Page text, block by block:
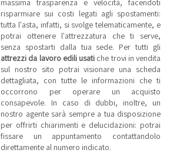
massima trasparenza e velocità, facendoti
risparmiare sui costi legati agli spostamenti:
tutta l'asta, infatti, si svolge telematicamente, e
potrai ottenere l'attrezzatura che ti serve,
senza spostarti dalla tua sede. Per tutti gli
attrezzi da lavoro edili usati che trovi in vendita
sul nostro sito potrai visionare una scheda
dettagliata, con tutte le informazioni che ti
occorrono per operare un acquisto
consapevole. In caso di dubbi, inoltre, un
nostro agente sarà sempre a tua disposizione
per offrirti chiarimenti e delucidazioni: potrai
fissare un appuntamento contattandolo
direttamente al numero indicato.